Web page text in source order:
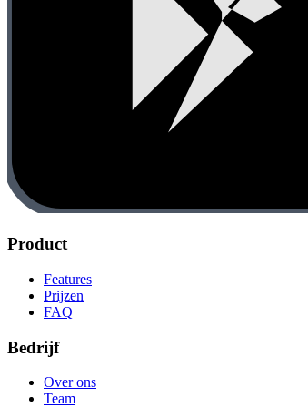
Product
Features
Prijzen
FAQ
Bedrijf
Over ons
Team